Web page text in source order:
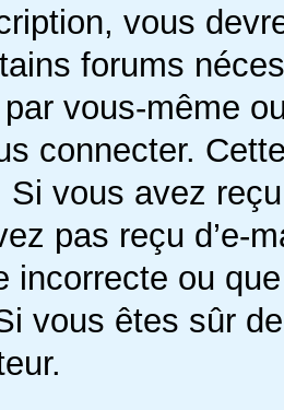
vous
forums
vous-même
connecter.
Si vous avez
pas reçu d’e-
incorrecte ou
vous êtes sûr